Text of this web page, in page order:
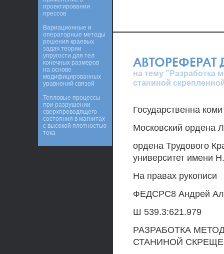
АВТОРЕФЕРАТ
на тему "Разработка
станиной
Государственна
Московский ордена
ордена Трудового
университет имени
На правах рукописи
ФЕДСРС8 Андрей
Ш 539.3:621.979
РАЗРАБОТКА
СТАНИНОЙ
проектировании
прессов
Вариационные и
операторные методы
решения краевых
задач теории
упругости для тел
конечных размеров
на основе
модифицированных
уравнений связей
Тепловые процессы
при разрушении
сверхпроводящего
состояния в магнитах
с высокой плотностью
тока